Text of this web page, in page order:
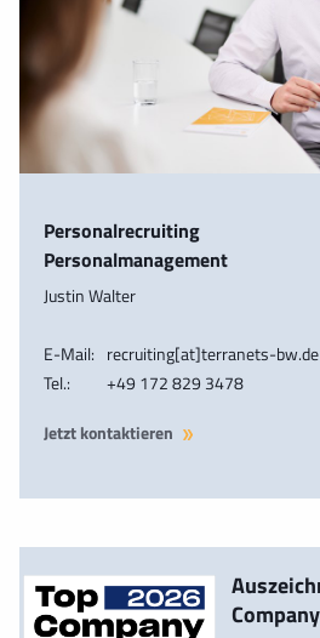
Personalrecruiting
Personalmanagement
Justin Walter
E-Mail: recruiting[at]terranets-bw.de
Tel.:
+49 172 829 3478
Jetzt kontaktieren
Company